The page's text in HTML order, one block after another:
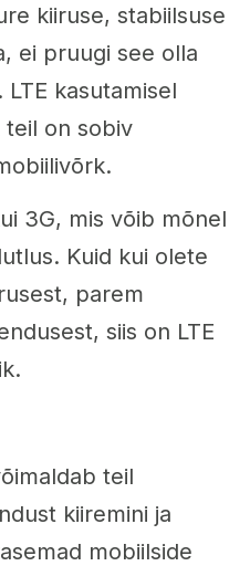
kiiruse, stabiilsuse
ei pruugi see olla
kasutamisel
on sobiv
3G, mis võib mõnel
Kuid kui olete
parem
siis on LTE
teil
kiiremini ja
mobiilside